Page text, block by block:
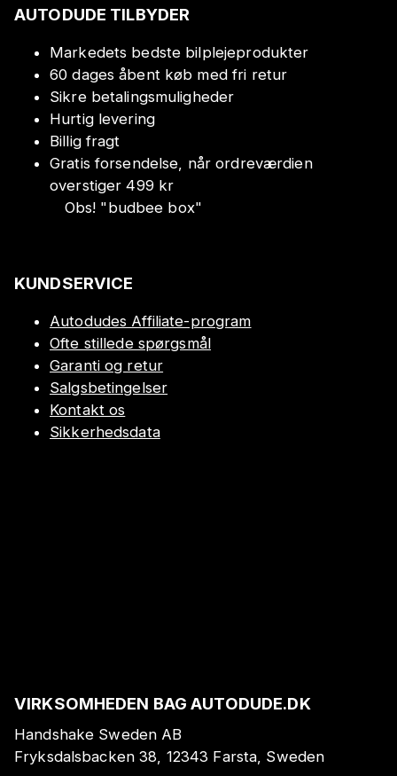
AUTODUDE TILBYDER
Markedets bedste bilplejeprodukter
60 dages åbent køb med fri retur
Sikre betalingsmuligheder
Hurtig levering
Billig fragt
Gratis forsendelse, når ordreværdien
overstiger 499 kr
Obs! "budbee box"
KUNDSERVICE
Autodudes Affiliate-program
Ofte stillede spørgsmål
Garanti og retur
Salgsbetingelser
Kontakt os
Sikkerhedsdata
VIRKSOMHEDEN BAG AUTODUDE.DK
Handshake Sweden AB
Fryksdalsbacken 38, 12343 Farsta, Sweden